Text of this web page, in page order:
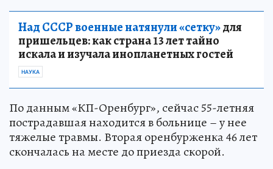
Над СССР военные натянули «сетку»для
пришельцев: как страна 13 лет тайно
искала и изучала инопланетных гостей
НАУКА
По данным «КП-Оренбург», сейчас 55-летняя
пострадавшая находится в больнице – у нее
тяжелые травмы. Вторая оренбурженка 46 лет
скончалась на месте до приезда скорой.